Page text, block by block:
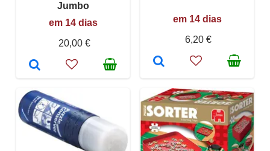
Jumbo
em 14 dias
20,00 €
em 14 dias
6,20 €